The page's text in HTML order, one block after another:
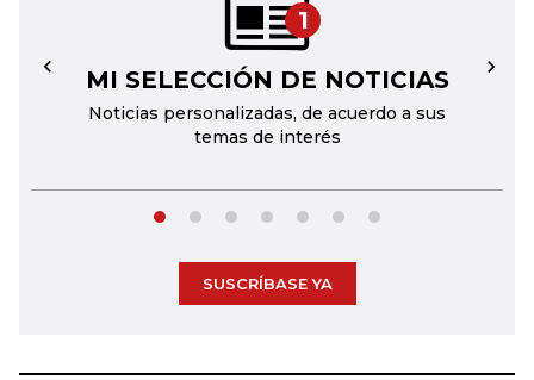
1
MI SELECCIÓN DE NOTICIAS
Noticias personalizadas, de acuerdo a sus
temas de interés
← →
SUSCRÍBASE YA